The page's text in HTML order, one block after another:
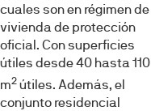
cuales son en régimen de
vivienda de protección
oficial. Con superficies
útiles desde 40 hasta 110
m2 útiles. Además, el
conjunto residencial